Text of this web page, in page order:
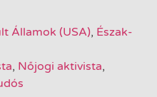
Államok (USA), Észak-
, Nőjogi aktivista,